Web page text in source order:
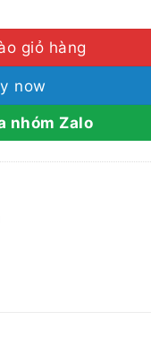
giỏ hàng
now
nhóm Zalo